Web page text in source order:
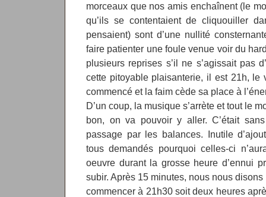
morceaux que nos amis enchaînent (le
qu’ils se contentaient de cliquouiller
pensaient) sont d’une nullité
faire patienter une foule venue voir du
plusieurs reprises s’il ne s’agissait pas
cette pitoyable plaisanterie, il est 21h, le
commencé et la faim cède sa place à
D’un coup, la musique s’arrète et tout le
bon, on va pouvoir y aller. C’était
passage par les balances. Inutile
tous demandés pourquoi celles-ci
oeuvre durant la grosse heure d’ennui
subir. Après 15 minutes, nous nous
commencer à 21h30 soit deux heures